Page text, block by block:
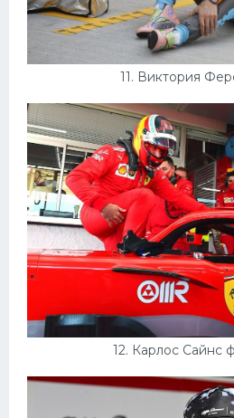
11. Виктория
12. Карлос Сайнс